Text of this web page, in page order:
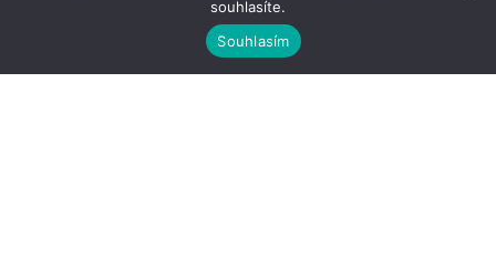
souhlasíte.
Souhlasím